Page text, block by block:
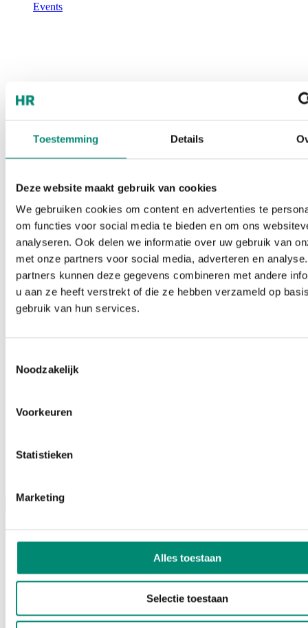
Toestemming Details
Deze website maakt gebruik van cookies
We gebruiken cookies om content en advertenties te
om functies voor social media te bieden en om ons
analyseren. Ook delen we informatie over uw gebruik van
met onze partners voor social media, adverteren en
partners kunnen deze gegevens combineren met andere
u aan ze heeft verstrekt of die ze hebben verzameld op
gebruik van hun services.
Noodzakelijk
Voorkeuren
Statistieken
Marketing
Alles toestaan
Selectie toestaan
Events
Menu